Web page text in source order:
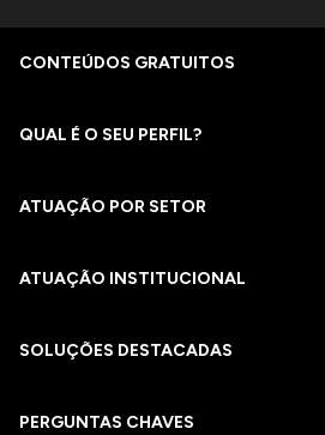
CONTEÚDOS GRATUITOS
QUAL É O SEU PERFIL?
ATUAÇÃO POR SETOR
ATUAÇÃO INSTITUCIONAL
SOLUÇÕES DESTACADAS
PERGUNTAS CHAVES​